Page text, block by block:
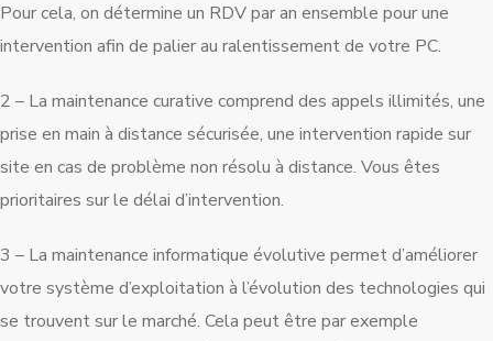
Pour cela, on détermine un RDV par an ensemble pour une
intervention afin de palier au ralentissement de votre PC.
2 – La maintenance curative comprend des appels illimités, une
prise en main à distance sécurisée, une intervention rapide sur
site en cas de problème non résolu à distance. Vous êtes
prioritaires sur le délai d’intervention.
3 – La maintenance informatique évolutive permet d’améliorer
votre système d’exploitation à l’évolution des technologies qui
se trouvent sur le marché. Cela peut être par exemple